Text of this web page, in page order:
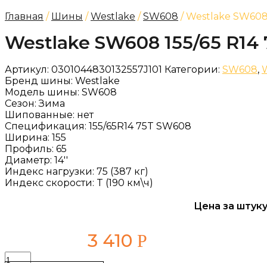
Главная / Шины /Westlake /SW608 / Westlake SW608
Westlake SW608 155/65 R14
Артикул: 0301044830132557J101 Категории: SW608,
Бренд шины: Westlake
Модель шины: SW608
Сезон:Зима
Шипованные: нет
Спецификация: 155/65R14 75T SW608
Ширина: 155
Профиль: 65
Диаметр: 14''
Индекс нагрузки: 75 (387 кг)
Индекс скорости: T (190 км\ч)
Цена за
3 410 Р
Количество